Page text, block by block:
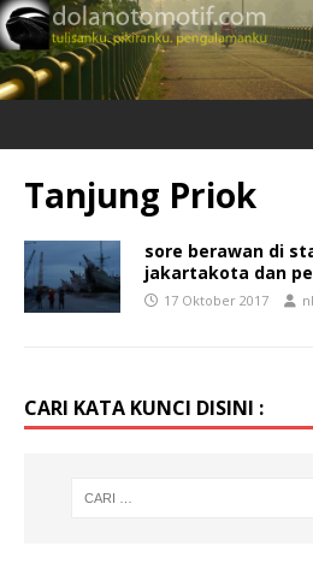
Tanjung Priok
sore berawan di
jakartakota dan
17 Oktober 2017
CARI KATA KUNCI DISINI :